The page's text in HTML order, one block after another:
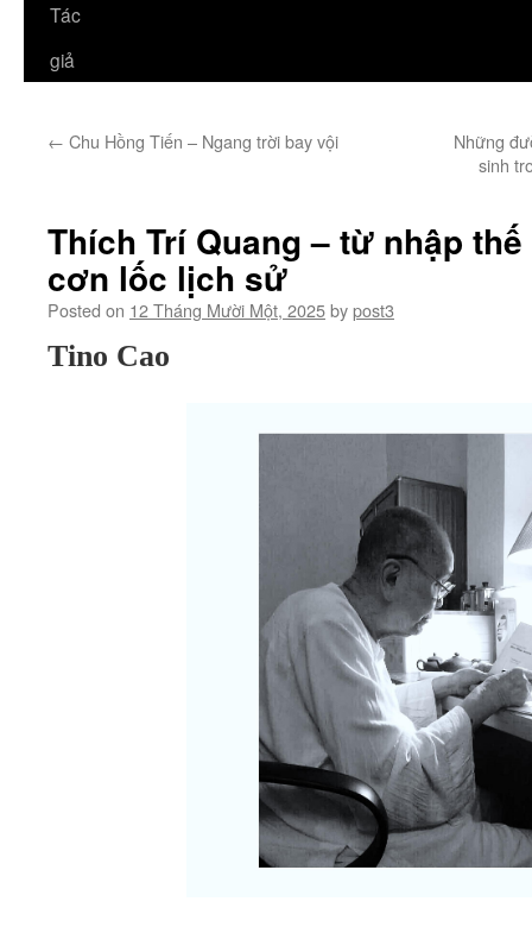
Tác
giả
← Chu Hồng Tiến – Ngang trời bay vội
Những
sinh
Thích Trí Quang – từ nhập
cơn lốc lịch sử
Posted on 12 Tháng Mười Một, 2025bypost3
Tino Cao